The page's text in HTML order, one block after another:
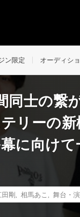
ン限定 オーディシ
士の繋
リーの
に向け
田剛 相馬あこ 舞台・演